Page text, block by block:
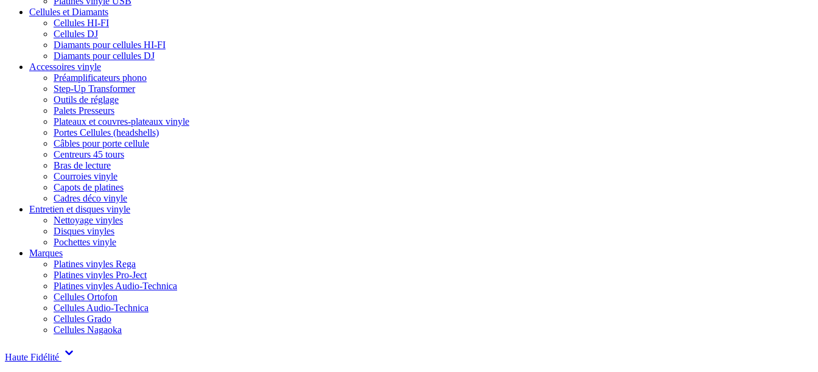
Cellules et Diamants
Cellules HI-FI
Cellules DJ
Diamants pour cellules HI-FI
Diamants pour cellules DJ
Accessoires vinyle
Préamplificateurs phono
Step-Up Transformer
Outils de réglage
Palets Presseurs
Plateaux et couvres-plateaux vinyle
Portes Cellules (headshells)
Câbles pour porte cellule
Centreurs 45 tours
Bras de lecture
Courroies vinyle
Capots de platines
Cadres déco vinyle
Entretien et disques vinyle
Nettoyage vinyles
Disques vinyles
Pochettes vinyle
Marques
Platines vinyles Rega
Platines vinyles Pro-Ject
Platines vinyles Audio-Technica
Cellules Ortofon
Cellules Audio-Technica
Cellules Grado
Cellules Nagaoka
Haute Fidélité